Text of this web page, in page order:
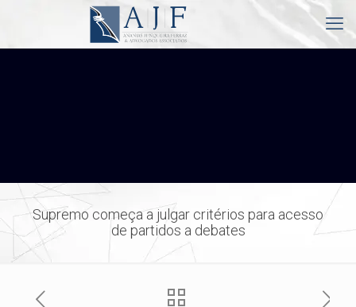
Supremo começa a julgar critérios para acesso
de partidos a debates